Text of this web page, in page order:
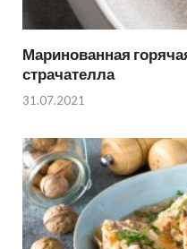
Маринованная
страчателла
31.07.2021